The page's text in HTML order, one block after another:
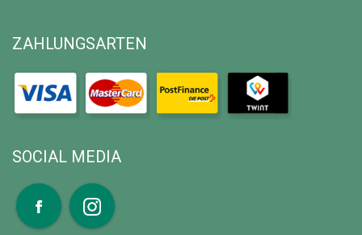
ZAHLUNGSARTEN
SOCIAL MEDIA